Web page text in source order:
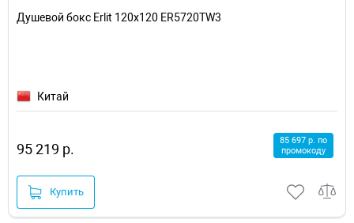
Душевой бокс Erlit 120х120 ER5720TW3
Китай
95 219 р.
85 697 р. по
промокоду
Купить